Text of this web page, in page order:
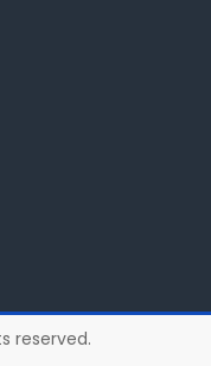
reserved.